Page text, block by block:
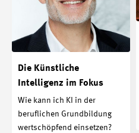
Die Künstliche
Intelligenz im Fokus
Wie kann ich KI in der
beruflichen Grundbildung
wertschöpfend einsetzen?